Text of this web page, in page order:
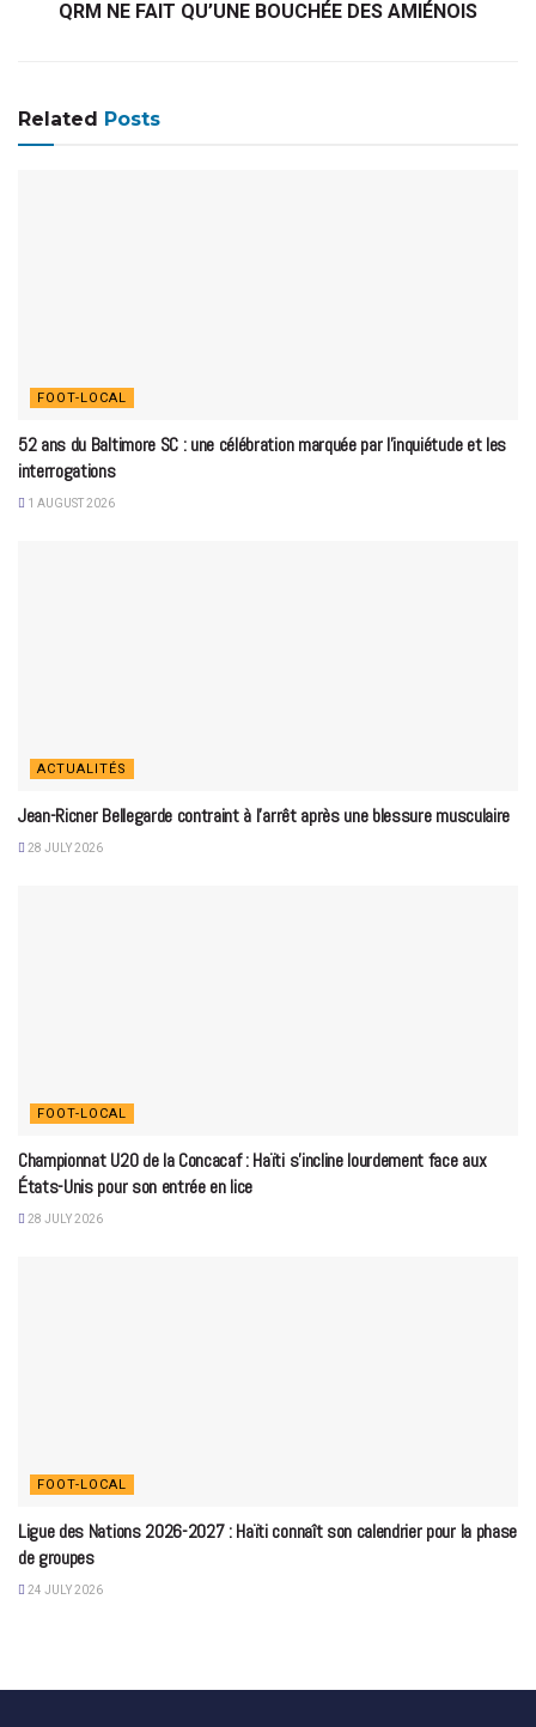
QRM NE FAIT QU’UNE BOUCHÉE DES AMIÉNOIS
Related Posts
FOOT-LOCAL
52 ans du Baltimore SC : une célébration marquée par l’inquiétude et les
interrogations
1 AUGUST 2026
ACTUALITÉS
Jean-Ricner Bellegarde contraint à l’arrêt après une blessure musculaire
28 JULY 2026
FOOT-LOCAL
Championnat U20 de la Concacaf : Haïti s’incline lourdement face aux
États-Unis pour son entrée en lice
28 JULY 2026
FOOT-LOCAL
Ligue des Nations 2026-2027 : Haïti connaît son calendrier pour la phase
de groupes
24 JULY 2026